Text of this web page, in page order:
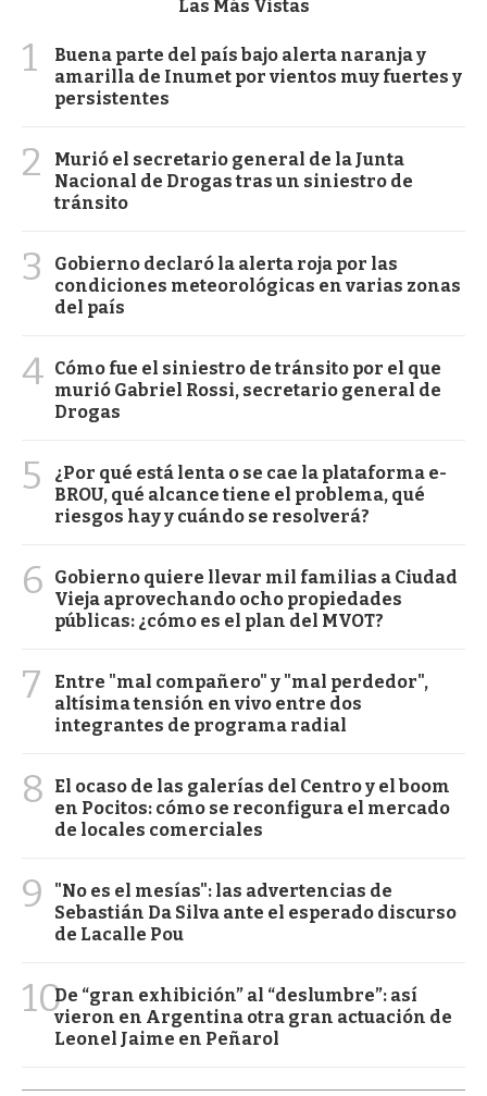
Las Más Vistas
1
Buena parte del país bajo alerta naranja y
amarilla de Inumet por vientos muy fuertes y
persistentes
2
Murió el secretario general de la Junta
Nacional de Drogas tras un siniestro de
tránsito
3
Gobierno declaró la alerta roja por las
condiciones meteorológicas en varias zonas
del país
4 Cómo fue el siniestro de tránsito por el que
murió Gabriel Rossi, secretario general de
Drogas
5
¿Por qué está lenta o se cae la plataforma e-
BROU, qué alcance tiene el problema, qué
riesgos hay y cuándo se resolverá?
6
Gobierno quiere llevar mil familias a Ciudad
Vieja aprovechando ocho propiedades
públicas: ¿cómo es el plan del MVOT?
7
Entre "mal compañero" y "mal perdedor",
altísima tensión en vivo entre dos
integrantes de programa radial
8
El ocaso de las galerías del Centro y el boom
en Pocitos: cómo se reconfigura el mercado
de locales comerciales
9
"No es el mesías": las advertencias de
Sebastián Da Silva ante el esperado discurso
de Lacalle Pou
10De “gran exhibición” al “deslumbre”: así
vieron en Argentina otra gran actuación de
Leonel Jaime en Peñarol